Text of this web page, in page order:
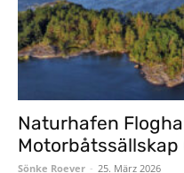
Naturhafen
Sönke Roever - 25. März 2026